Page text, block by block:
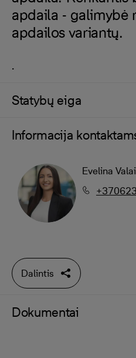
apdaila - galimybė
apdailos variantų.
.
Statybų eiga
Informacija
Evelina
Dalintis
Dokumentai